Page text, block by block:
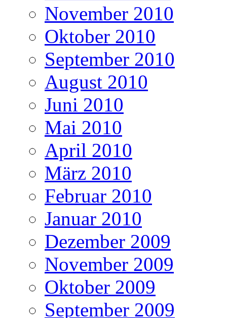
November 2010
Oktober 2010
September 2010
August 2010
Juni 2010
Mai 2010
April 2010
März 2010
Februar 2010
Januar 2010
Dezember 2009
November 2009
Oktober 2009
September 2009